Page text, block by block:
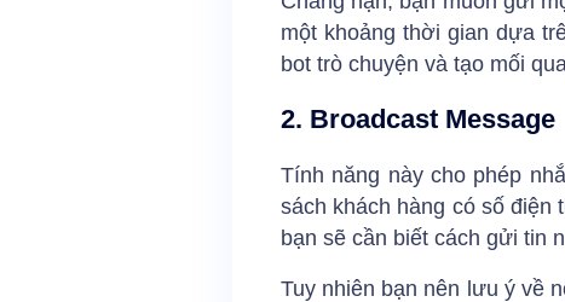
một khoảng thời gian dựa
bot trò chuyện và tạo mối
2. Broadcast Message
Tính năng này cho phép
sách khách hàng có số
bạn sẽ cần biết cách gửi tin
Tuy nhiên bạn nên lưu ý về